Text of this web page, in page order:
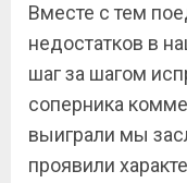
Вместе с тем
недостатков в
шаг за шагом
соперника
выиграли мы
проявили